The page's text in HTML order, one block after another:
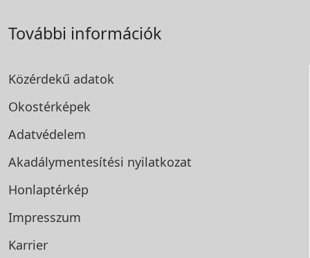
További információk
Közérdekű adatok
Okostérképek
Adatvédelem
Akadálymentesítési nyilatkozat
Honlaptérkép
Impresszum
Karrier